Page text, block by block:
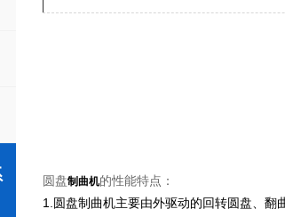
圆盘制曲机的性能特点：
1.圆盘制曲机主要由外驱动的回转圆盘、